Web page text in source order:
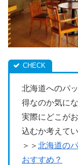
北海道へのパ
得なのか気に
実際にどこが
込むか考えて
＞＞ 北海道の
おすすめ？